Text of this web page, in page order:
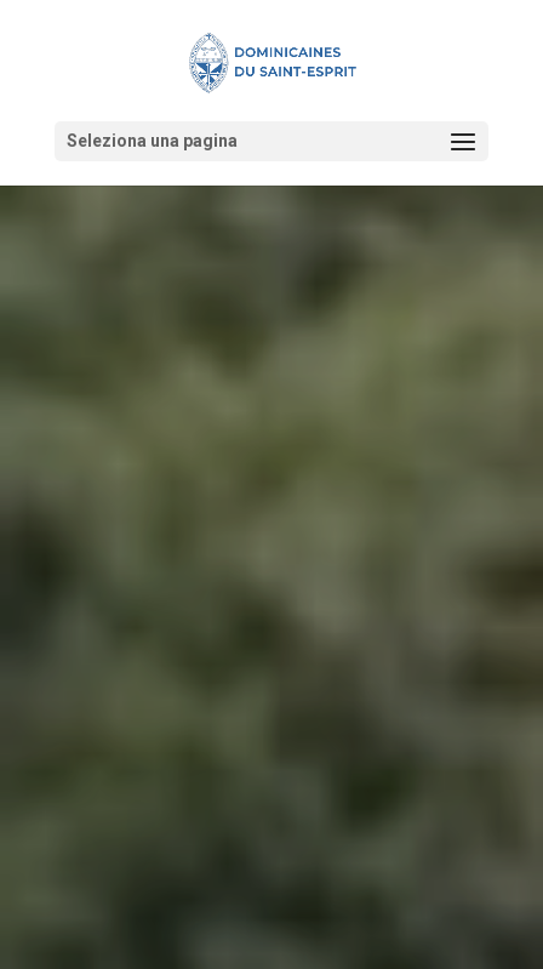
Seleziona una pagina